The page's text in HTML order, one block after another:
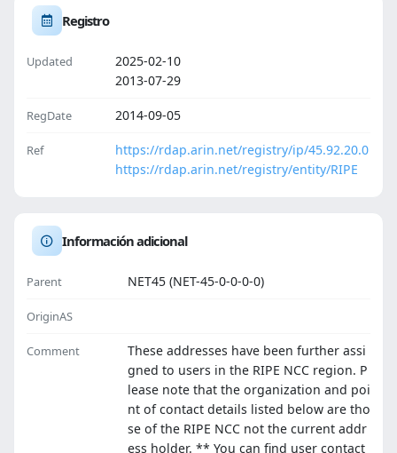
Registro
Updated
2025-02-10
2013-07-29
RegDate 2014-09-05
Ref
https://rdap.arin.net/registry/ip/45.92.20.0
https://rdap.arin.net/registry/entity/RIPE
Información adicional
Parent NET45 (NET-45-0-0-0-0)
OriginAS
Comment
These addresses have been further assi
gned to users in the RIPE NCC region. P
lease note that the organization and poi
nt of contact details listed below are tho
se of the RIPE NCC not the current addr
ess holder. ** You can find user contact